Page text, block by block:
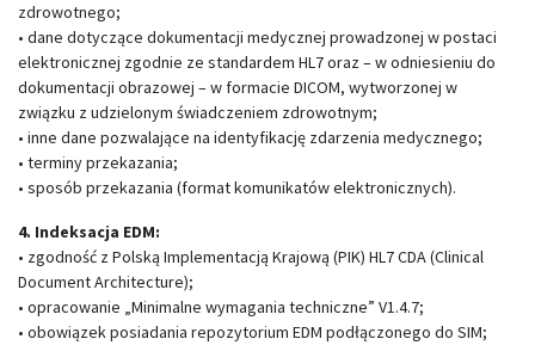
zdrowotnego;
• dane dotyczące dokumentacji medycznej prowadzonej w postaci
elektronicznej zgodnie ze standardem HL7 oraz – w odniesieniu do
dokumentacji obrazowej – w formacie DICOM, wytworzonej w
związku z udzielonym świadczeniem zdrowotnym;
• inne dane pozwalające na identyfikację zdarzenia medycznego;
• terminy przekazania;
• sposób przekazania (format komunikatów elektronicznych).
4. Indeksacja EDM:
• zgodność z Polską Implementacją Krajową (PIK) HL7 CDA (Clinical
Document Architecture);
• opracowanie „Minimalne wymagania techniczne” V1.4.7;
• obowiązek posiadania repozytorium EDM podłączonego do SIM;